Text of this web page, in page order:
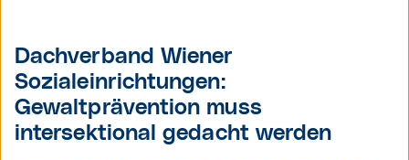
Dachverband Wiener
Sozialeinrichtungen:
Gewaltprävention muss
intersektional gedacht werden